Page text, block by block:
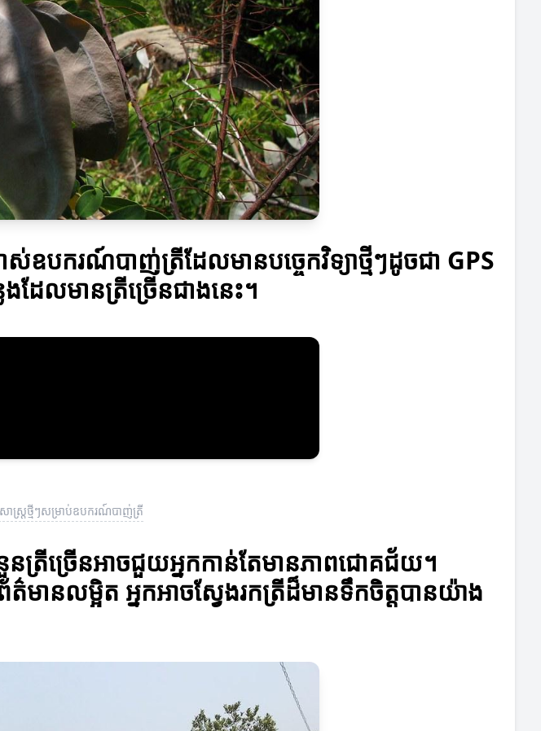
ឧបករណ៍បាញ់ត្រីដែលមានបច្ចេកវិទ្យាថ្មីៗដូចជា GPS
ដែលមានត្រីច្រើនជាងនេះ។
ស្ត្រថ្មីៗសម្រាប់ឧបករណ៍បាញ់ត្រី
នត្រីច្រើនអាចជួយអ្នកកាន់តែមានភាពជោគជ័យ។
នលម្អិត អ្នកអាចស្វែងរកត្រីដ៏មានទឹកចិត្តបានយ៉ាង